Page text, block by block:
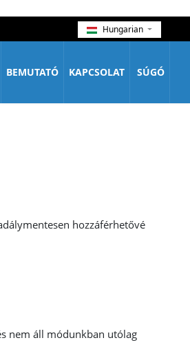
Hungarian
BEMUTATÓ KAPCSOLAT SÚGÓ
hozzáférhetővé
nem áll módunkban utólag